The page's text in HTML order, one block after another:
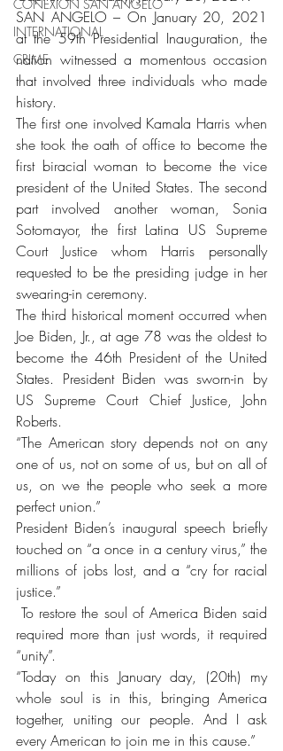
CONEXION SAN ANGELO
INTERNATIONAL
CRIME
SAN ANGELO – On January 20, 2021
at the 59th Presidential Inauguration, the
nation witnessed a momentous occasion
that involved three individuals who made
history.
The first one involved Kamala Harris when
she took the oath of office to become the
first biracial woman to become the vice
president of the United States. The second
part involved another woman, Sonia
Sotomayor, the first Latina US Supreme
Court Justice whom Harris personally
requested to be the presiding judge in her
swearing-in ceremony.
The third historical moment occurred when
Joe Biden, Jr., at age 78 was the oldest to
become the 46th President of the United
States. President Biden was sworn-in by
US Supreme Court Chief Justice, John
Roberts.
“The American story depends not on any
one of us, not on some of us, but on all of
us, on we the people who seek a more
perfect union.”
President Biden’s inaugural speech briefly
touched on “a once in a century virus,” the
millions of jobs lost, and a “cry for racial
justice.”
To restore the soul of America Biden said
required more than just words, it required
“unity”.
“Today on this January day, (20th) my
whole soul is in this, bringing America
together, uniting our people. And I ask
every American to join me in this cause.”